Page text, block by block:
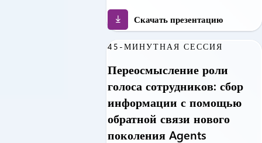
Скачать презентацию
45-МИНУТНАЯ СЕССИЯ
Переосмысление роли
голоса сотрудников: сбор
информации с помощью
обратной связи нового
поколения Agents